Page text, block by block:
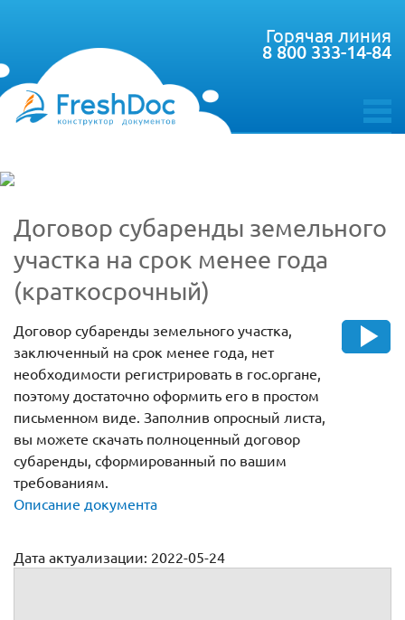
toggle
Горячая линия
8 800 333-14-84
Договор субаренды земельного
участка на срок менее года
(краткосрочный)
Договор субаренды земельного участка,
заключенный на срок менее года, нет
необходимости регистрировать в гос.органе,
поэтому достаточно оформить его в простом
письменном виде. Заполнив опросный листа,
вы можете скачать полноценный договор
субаренды, сформированный по вашим
требованиям.
Описание документа
Дата актуализации: 2022-05-24